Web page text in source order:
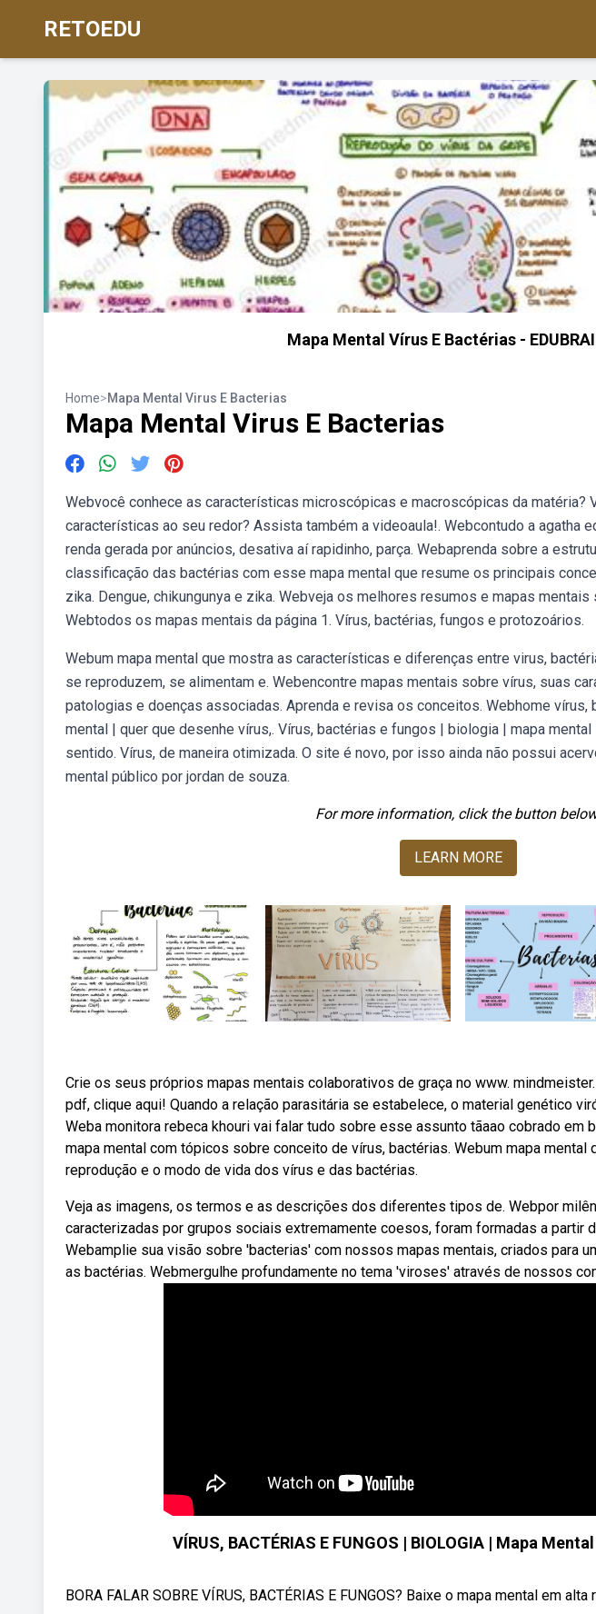
RETOEDU
Mapa Mental Vírus E Bactérias -
Home>Mapa Mental Virus E Bacterias
Mapa Mental Virus E Bacterias
Webvocê conhece as características microscópicas e macroscópicas da matéria?
características ao seu redor? Assista também a videoaula!. Webcontudo a agatha
renda gerada por anúncios, desativa aí rapidinho, parça. Webaprenda sobre a
classificação das bactérias com esse mapa mental que resume os principais
zika. Dengue, chikungunya e zika. Webveja os melhores resumos e mapas
Webtodos os mapas mentais da página 1. Vírus, bactérias, fungos e protozoários.
Webum mapa mental que mostra as características e diferenças entre virus,
se reproduzem, se alimentam e. Webencontre mapas mentais sobre vírus, suas
patologias e doenças associadas. Aprenda e revisa os conceitos. Webhome
mental | quer que desenhe vírus,. Vírus, bactérias e fungos | biologia | mapa
sentido. Vírus, de maneira otimizada. O site é novo, por isso ainda não possui
mental público por jordan de souza.
For more information, click the button
LEARN MORE
Crie os seus próprios mapas mentais colaborativos de graça no www.
pdf, clique aqui! Quando a relação parasitária se estabelece, o material genético
Weba monitora rebeca khouri vai falar tudo sobre esse assunto tãaao cobrado em
mapa mental com tópicos sobre conceito de vírus, bactérias. Webum mapa mental
reprodução e o modo de vida dos vírus e das bactérias.
Veja as imagens, os termos e as descrições dos diferentes tipos de. Webpor
caracterizadas por grupos sociais extremamente coesos, foram formadas a partir
Webamplie sua visão sobre 'bacterias' com nossos mapas mentais, criados para
as bactérias. Webmergulhe profundamente no tema 'viroses' através de nossos
VÍRUS, BACTÉRIAS E FUNGOS | BIOLOGIA | Mapa
BORA FALAR SOBRE VÍRUS, BACTÉRIAS E FUNGOS? Baixe o mapa mental em